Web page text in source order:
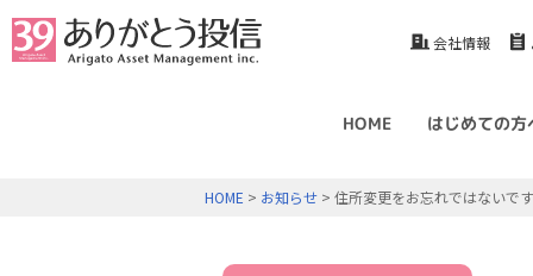
会社情報
HOME はじめての方
HOME > お知らせ > 住所変更をお忘れではないで